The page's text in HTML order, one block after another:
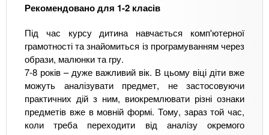
Рекомендовано для 1-2 класів
Під час курсу дитина навчається комп'ютерної
грамотності та знайомиться із програмуванням через
образи, малюнки та гру.
7-8 років – дуже важливий вік. В цьому віці діти вже
можуть аналізувати предмет, не застосовуючи
практичних дій з ним, виокремлювати різні ознаки
предметів вже в мовній формі. Тому, зараз той час,
коли треба переходити від аналізу окремого